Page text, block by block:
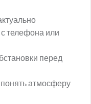
телефона или
перед
атмосферу